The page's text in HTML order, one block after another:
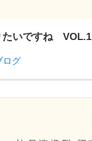
たいですね VOL.1
ログ